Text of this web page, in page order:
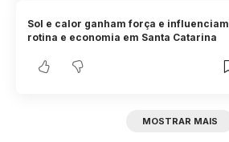
Sol e calor ganham força e influenciam
rotina e economia em Santa Catarina
MOSTRAR MAIS